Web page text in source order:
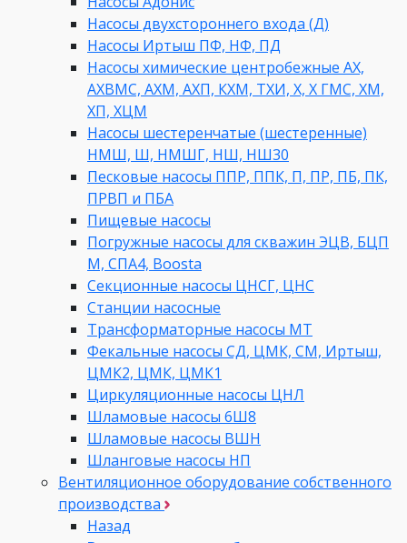
Насосы двухстороннего входа (Д)
Насосы Иртыш ПФ, НФ, ПД
Насосы химические центробежные АХ,
АХВМС, АХМ, АХП, КХМ, ТХИ, Х, Х ГМС, ХМ,
ХП, ХЦМ
Насосы шестеренчатые (шестеренные)
НМШ, Ш, НМШГ, НШ, НШ30
Песковые насосы ППР, ППК, П, ПР, ПБ, ПК,
ПРВП и ПБА
Пищевые насосы
Погружные насосы для скважин ЭЦВ, БЦП
М, СПА4, Boosta
Секционные насосы ЦНСГ, ЦНС
Станции насосные
Трансформаторные насосы МТ
Фекальные насосы СД, ЦМК, СМ, Иртыш,
ЦМК2, ЦМК, ЦМК1
Циркуляционные насосы ЦНЛ
Шламовые насосы 6Ш8
Шламовые насосы ВШН
Шланговые насосы НП
Вентиляционное оборудование собственного
производства
Назад